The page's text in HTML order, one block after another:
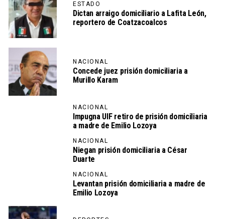
ESTADO
Dictan arraigo domiciliario a Lafita León,
reportero de Coatzacoalcos
NACIONAL
Concede juez prisión domiciliaria a
Murillo Karam
NACIONAL
Impugna UIF retiro de prisión domiciliaria
a madre de Emilio Lozoya
NACIONAL
Niegan prisión domiciliaria a César
Duarte
NACIONAL
Levantan prisión domiciliaria a madre de
Emilio Lozoya